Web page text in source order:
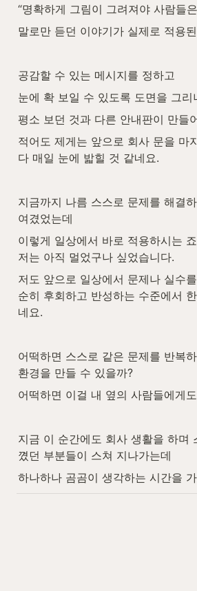
“명확하게 그림이 그려져야 사람들
말로만 듣던 이야기가 실제로 적용
공감할 수 있는 메시지를 정하고
눈에 확 보일 수 있도록 도면을 그리
평소 보던 것과 다른 안내판이 만들
적어도 제게는 앞으로 회사 문을 마
다 매일 눈에 밟힐 것 같네요.
지금까지 나름 스스로 문제를 해결
여겼었는데
이렇게 일상에서 바로 적용하시는
저는 아직 멀었구나 싶었습니다.
저도 앞으로 일상에서 문제나 실수
순히 후회하고 반성하는 수준에서
네요.
어떡하면 스스로 같은 문제를 반복
환경을 만들 수 있을까?
어떡하면 이걸 내 옆의 사람들에게
지금 이 순간에도 회사 생활을 하며
꼈던 부분들이 스쳐 지나가는데
하나하나 곰곰이 생각하는 시간을